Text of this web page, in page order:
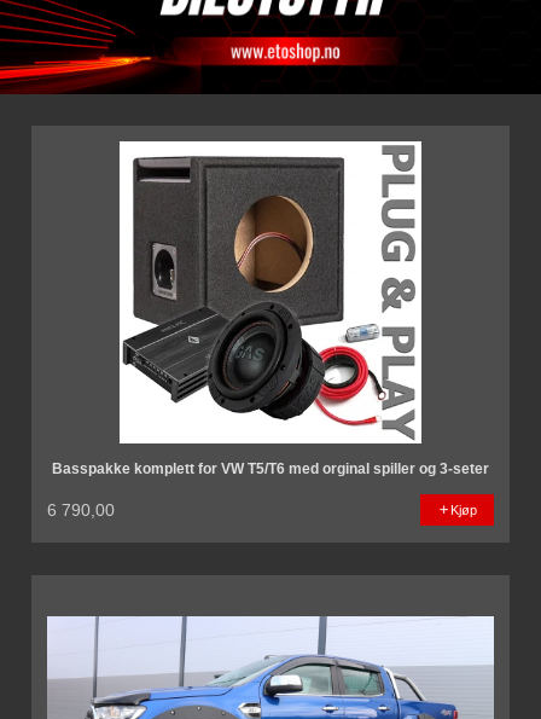
Basspakke komplett for VW T5/T6 med orginal spiller og 3-seter
6 790,00 Kjøp